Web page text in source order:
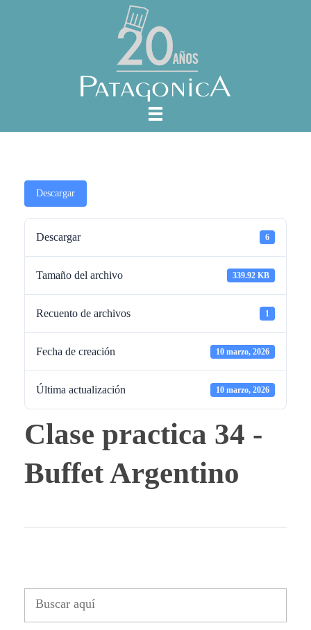
Descargar
Descargar 6
Tamaño del archivo 339.92 KB
Recuento de archivos 1
Fecha de creación 10 marzo, 2026
Última actualización 10 marzo, 2026
Clase practica 34 -
Buffet Argentino